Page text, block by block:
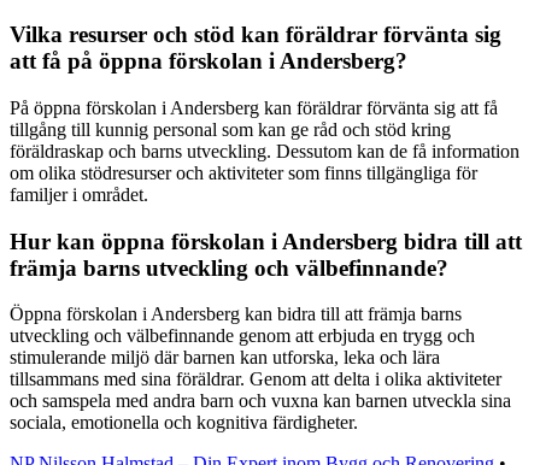
Vilka resurser och stöd kan föräldrar förvänta sig
att få på öppna förskolan i Andersberg?
På öppna förskolan i Andersberg kan föräldrar förvänta sig att få
tillgång till kunnig personal som kan ge råd och stöd kring
föräldraskap och barns utveckling. Dessutom kan de få information
om olika stödresurser och aktiviteter som finns tillgängliga för
familjer i området.
Hur kan öppna förskolan i Andersberg bidra till att
främja barns utveckling och välbefinnande?
Öppna förskolan i Andersberg kan bidra till att främja barns
utveckling och välbefinnande genom att erbjuda en trygg och
stimulerande miljö där barnen kan utforska, leka och lära
tillsammans med sina föräldrar. Genom att delta i olika aktiviteter
och samspela med andra barn och vuxna kan barnen utveckla sina
sociala, emotionella och kognitiva färdigheter.